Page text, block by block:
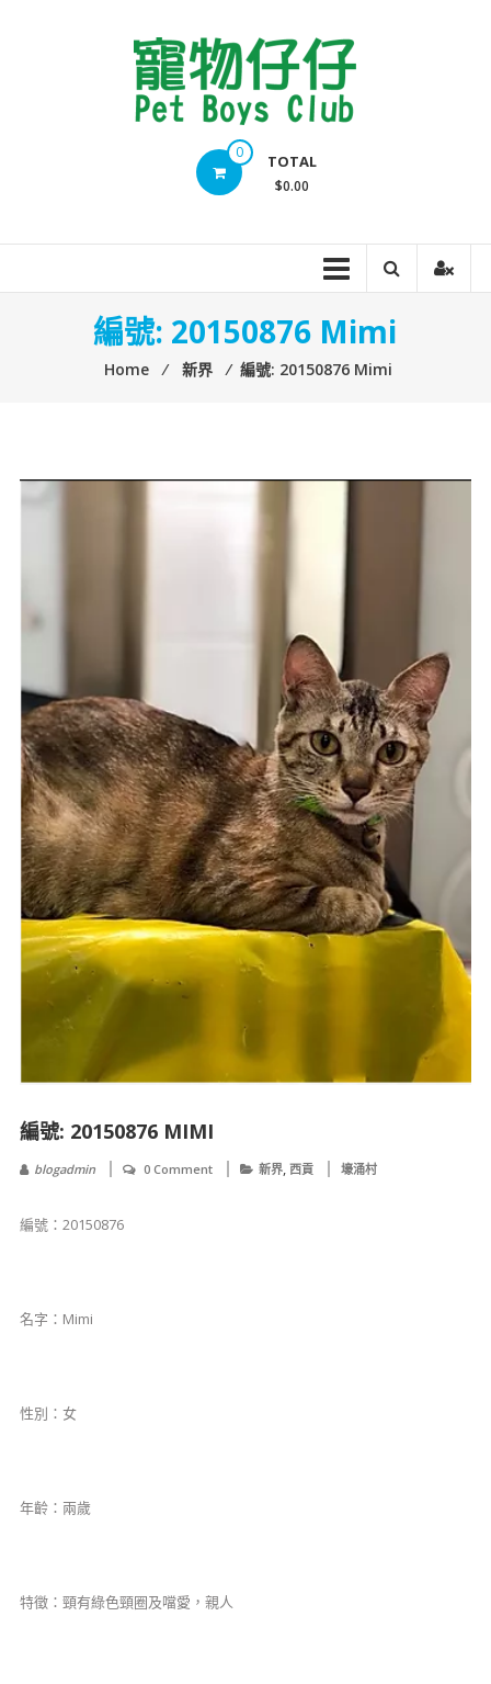
0 TOTAL
$0.00
編號: 20150876 Mimi
Home ⁄ 新界 ⁄ 編號: 20150876 Mimi
編號: 20150876 MIMI
blogadmin 0 Comment 新界, 西貢 壕涌村
編號：20150876
名字：Mimi
性別：女
​年齡：兩歲
特徵：頸有綠色頸圈及噹愛，親人